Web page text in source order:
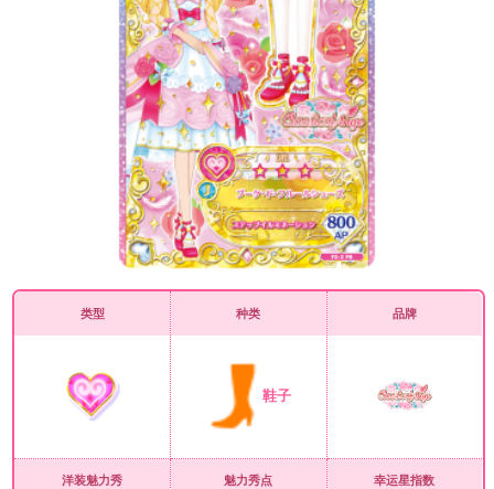
类型 种类
鞋子
品牌
洋装魅力秀 魅力秀点 幸运星指数